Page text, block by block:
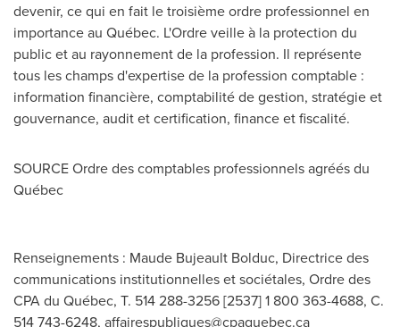
devenir, ce qui en fait le troisième ordre professionnel en
importance au Québec. L'Ordre veille à la protection du
public et au rayonnement de la profession. Il représente
tous les champs d'expertise de la profession comptable :
information financière, comptabilité de gestion, stratégie et
gouvernance, audit et certification, finance et fiscalité.
SOURCE Ordre des comptables professionnels agréés du
Québec
Renseignements : Maude Bujeault Bolduc, Directrice des
communications institutionnelles et sociétales, Ordre des
CPA du Québec, T. 514 288-3256 [2537] 1 800 363-4688, C.
514 743-6248, affairespubliques@cpaquebec.ca